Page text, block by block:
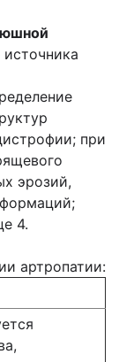
при
эрозий,
4.
артропатии: